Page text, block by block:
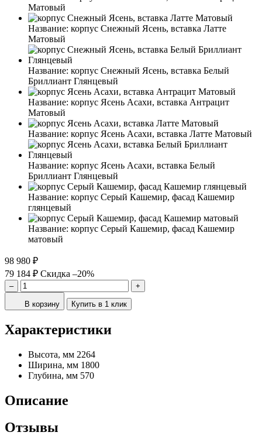
Матовый
Название: корпус Снежный Ясень, вставка Латте
Матовый
Название: корпус Снежный Ясень, вставка Белый
Бриллиант Глянцевый
Название: корпус Ясень Асахи, вставка Антрацит
Матовый
Название: корпус Ясень Асахи, вставка Латте Матовый
Название: корпус Ясень Асахи, вставка Белый
Бриллиант Глянцевый
Название: корпус Серый Кашемир, фасад Кашемир
глянцевый
Название: корпус Серый Кашемир, фасад Кашемир
матовый
98 980 ₽
79 184 ₽ Скидка –20%
– +
В корзину Купить в 1 клик
Характеристики
Высота, мм 2264
Ширина, мм 1800
Глубина, мм 570
Описание
Отзывы